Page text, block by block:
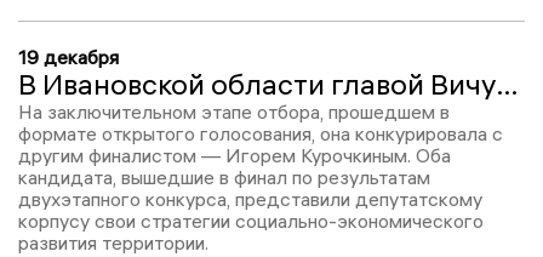
19 декабря
В Ивановской области главой Вичуги избрали дочь действующего мэра Кинешмы
На заключительном этапе отбора, прошедшем в
формате открытого голосования, она конкурировала с
другим финалистом — Игорем Курочкиным. Оба
кандидата, вышедшие в финал по результатам
двухэтапного конкурса, представили депутатскому
корпусу свои стратегии социально-экономического
развития территории.